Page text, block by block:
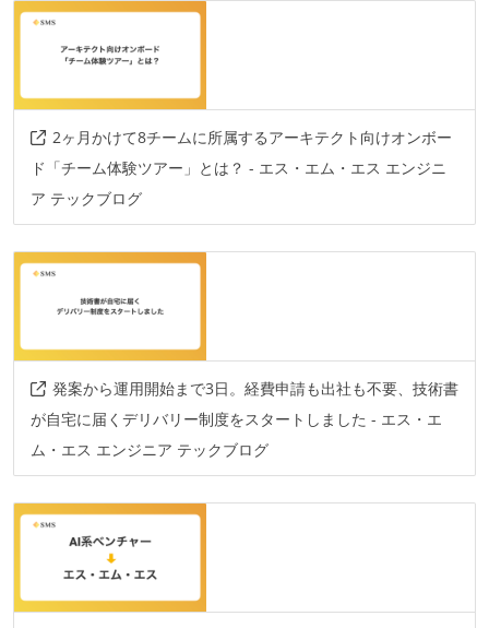
言語
java
kotlin
フレームワーク
spring-boot
phoenix react.js laravel
プロジェクト管理
jira
その他
2ヶ月かけて8チームに所属するアーキテクト向けオンボー
ド「チーム体験ツアー」とは？ - エス・エム・エス エンジニ
ア テックブログ
発案から運用開始まで3日。経費申請も出社も不要、技術書
が自宅に届くデリバリー制度をスタートしました - エス・エ
ム・エス エンジニア テックブログ